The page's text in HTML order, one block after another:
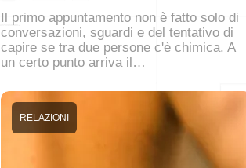
Il primo appuntamento non è fatto solo di
conversazioni, sguardi e del tentativo di
capire se tra due persone c'è chimica. A
un certo punto arriva il…
RELAZIONI